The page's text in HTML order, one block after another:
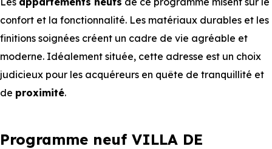
confort et la fonctionnalité. Les matériaux durables et les
finitions soignées créent un cadre de vie agréable et
moderne. Idéalement située, cette adresse est un choix
judicieux pour les acquéreurs en quête de tranquillité et
de proximité.
Programme neuf VILLA DE